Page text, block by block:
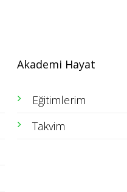
Akademi Hayat
Eğitimlerim
Takvim